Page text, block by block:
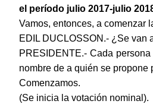
el período julio 2017-julio
Vamos, entonces, a comenzar
EDIL DUCLOSSON.- ¿Se van
PRESIDENTE.- Cada
nombre de a quién se propone
Comenzamos.
(Se inicia la votación nominal).